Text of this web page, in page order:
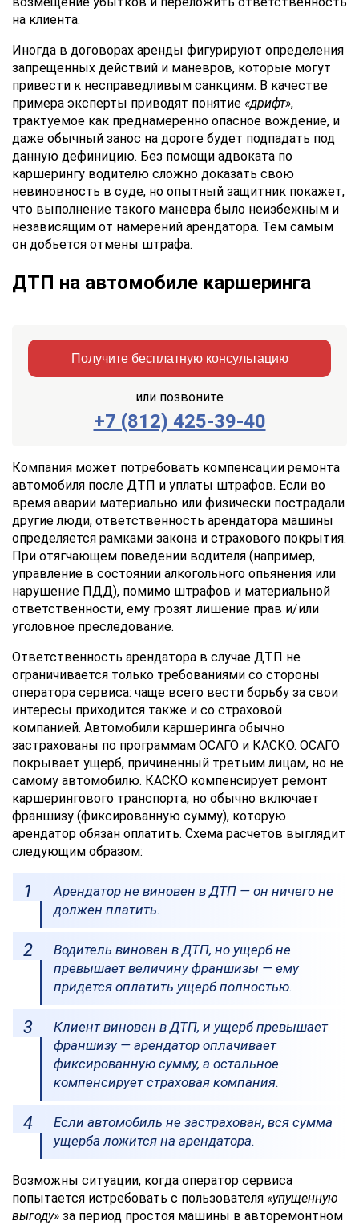
на клиента.
Иногда в договорах аренды фигурируют определения
запрещенных действий и маневров, которые могут
привести к несправедливым санкциям. В качестве
примера эксперты приводят понятие «дрифт»,
трактуемое как преднамеренно опасное вождение, и
даже обычный занос на дороге будет подпадать под
данную дефиницию. Без помощи адвоката по
каршерингу водителю сложно доказать свою
невиновность в суде, но опытный защитник покажет,
что выполнение такого маневра было неизбежным и
независящим от намерений арендатора. Тем самым
он добьется отмены штрафа.
ДТП на автомобиле каршеринга
Получите бесплатную консультацию
или позвоните
+7 (812) 425-39-40
Заказать
Отправляя
данные,
Вы
соглашаетесь
с
Правилами
обработки
персональных
данных
Компания может потребовать компенсации ремонта
автомобиля после ДТП и уплаты штрафов. Если во
время аварии материально или физически пострадали
другие люди, ответственность арендатора машины
определяется рамками закона и страхового покрытия.
При отягчающем поведении водителя (например,
управление в состоянии алкогольного опьянения или
нарушение ПДД), помимо штрафов и материальной
ответственности, ему грозят лишение прав и/или
уголовное преследование.
Ответственность арендатора в случае ДТП не
ограничивается только требованиями со стороны
оператора сервиса: чаще всего вести борьбу за свои
интересы приходится также и со страховой
компанией. Автомобили каршеринга обычно
застрахованы по программам ОСАГО и КАСКО. ОСАГО
покрывает ущерб, причиненный третьим лицам, но не
самому автомобилю. КАСКО компенсирует ремонт
каршерингового транспорта, но обычно включает
франшизу (фиксированную сумму), которую
арендатор обязан оплатить. Схема расчетов выглядит
следующим образом:
Арендатор не виновен в ДТП — он ничего не
должен платить.
Водитель виновен в ДТП, но ущерб не
превышает величину франшизы — ему
придется оплатить ущерб полностью.
Клиент виновен в ДТП, и ущерб превышает
франшизу — арендатор оплачивает
фиксированную сумму, а остальное
компенсирует страховая компания.
Если автомобиль не застрахован, вся сумма
ущерба ложится на арендатора.
Возможны ситуации, когда оператор сервиса
попытается истребовать с пользователя «упущенную
выгоду» за период простоя машины в авторемонтном